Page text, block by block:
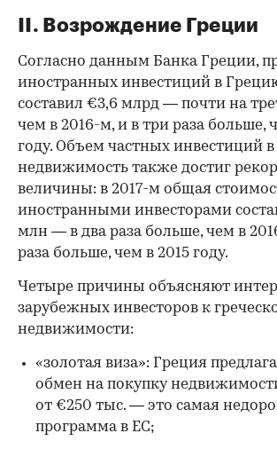
II. Возрождение Греции
Согласно данным Банка Греции,
иностранных инвестиций в
составил €3,6 млрд — почти на
чем в 2016-м, и в три раза больше,
году. Объем частных инвестиций в
недвижимость также достиг
величины: в 2017-м общая
иностранными инвесторами
млн — в два раза больше, чем в
раза больше, чем в 2015 году.
Четыре причины объясняют
зарубежных инвесторов к
недвижимости:
«золотая виза»: Греция
обмен на покупку
от €250 тыс. — это самая
программа в ЕС;